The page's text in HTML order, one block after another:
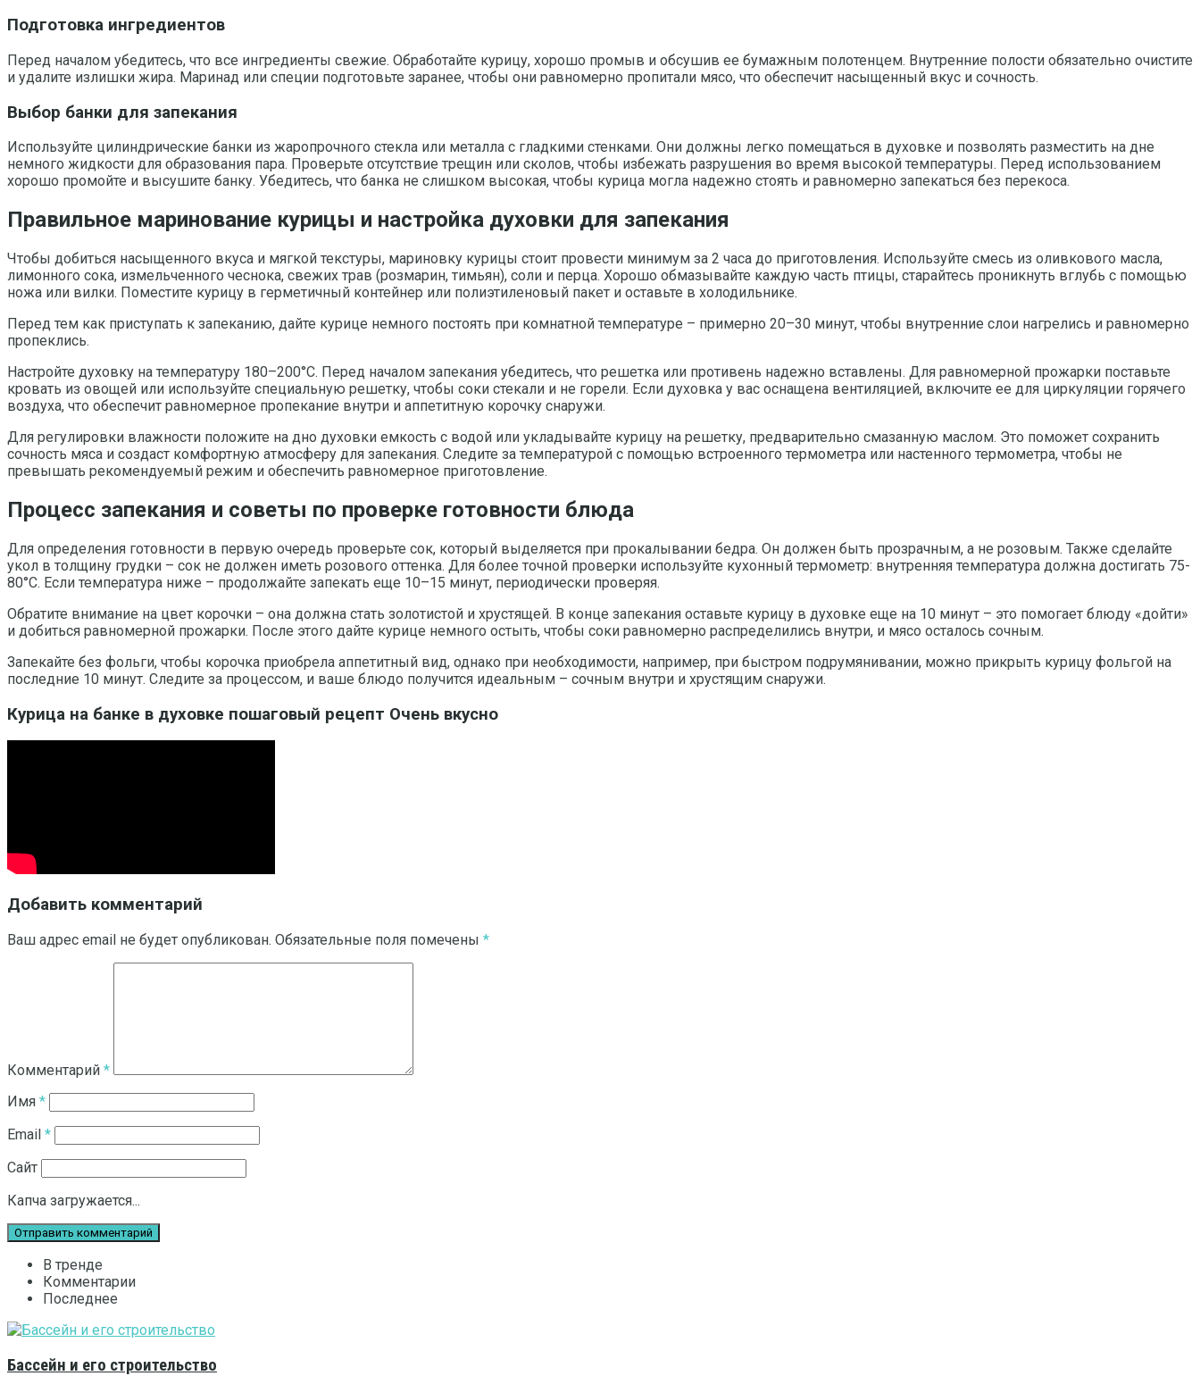
Подготовка ингредиентов
Перед началом убедитесь, что все ингредиенты свежие. Обработайте курицу, хорошо промыв и обсушив ее бумажным полотенцем. Внутренние полости обязательно очистите
и удалите излишки жира. Маринад или специи подготовьте заранее, чтобы они равномерно пропитали мясо, что обеспечит насыщенный вкус и сочность.
Выбор банки для запекания
Используйте цилиндрические банки из жаропрочного стекла или металла с гладкими стенками. Они должны легко помещаться в духовке и позволять разместить на дне
немного жидкости для образования пара. Проверьте отсутствие трещин или сколов, чтобы избежать разрушения во время высокой температуры. Перед использованием
хорошо промойте и высушите банку. Убедитесь, что банка не слишком высокая, чтобы курица могла надежно стоять и равномерно запекаться без перекоса.
Правильное маринование курицы и настройка духовки для запекания
Чтобы добиться насыщенного вкуса и мягкой текстуры, мариновку курицы стоит провести минимум за 2 часа до приготовления. Используйте смесь из оливкового масла,
лимонного сока, измельченного чеснока, свежих трав (розмарин, тимьян), соли и перца. Хорошо обмазывайте каждую часть птицы, старайтесь проникнуть вглубь с помощью
ножа или вилки. Поместите курицу в герметичный контейнер или полиэтиленовый пакет и оставьте в холодильнике.
Перед тем как приступать к запеканию, дайте курице немного постоять при комнатной температуре – примерно 20–30 минут, чтобы внутренние слои нагрелись и равномерно
пропеклись.
Настройте духовку на температуру 180–200°C. Перед началом запекания убедитесь, что решетка или противень надежно вставлены. Для равномерной прожарки поставьте
кровать из овощей или используйте специальную решетку, чтобы соки стекали и не горели. Если духовка у вас оснащена вентиляцией, включите ее для циркуляции горячего
воздуха, что обеспечит равномерное пропекание внутри и аппетитную корочку снаружи.
Для регулировки влажности положите на дно духовки емкость с водой или укладывайте курицу на решетку, предварительно смазанную маслом. Это поможет сохранить
сочность мяса и создаст комфортную атмосферу для запекания. Следите за температурой с помощью встроенного термометра или настенного термометра, чтобы не
превышать рекомендуемый режим и обеспечить равномерное приготовление.
Процесс запекания и советы по проверке готовности блюда
Для определения готовности в первую очередь проверьте сок, который выделяется при прокалывании бедра. Он должен быть прозрачным, а не розовым. Также сделайте
укол в толщину грудки – сок не должен иметь розового оттенка. Для более точной проверки используйте кухонный термометр: внутренняя температура должна достигать 75-
80°C. Если температура ниже – продолжайте запекать еще 10–15 минут, периодически проверяя.
Обратите внимание на цвет корочки – она должна стать золотистой и хрустящей. В конце запекания оставьте курицу в духовке еще на 10 минут – это помогает блюду «дойти»
и добиться равномерной прожарки. После этого дайте курице немного остыть, чтобы соки равномерно распределились внутри, и мясо осталось сочным.
Запекайте без фольги, чтобы корочка приобрела аппетитный вид, однако при необходимости, например, при быстром подрумянивании, можно прикрыть курицу фольгой на
последние 10 минут. Следите за процессом, и ваше блюдо получится идеальным – сочным внутри и хрустящим снаружи.
Курица на банке в духовке пошаговый рецепт Очень вкусно
Добавить комментарий
Ваш адрес email не будет опубликован. Обязательные поля помечены *
Комментарий *
Имя *
Email *
Сайт
Капча загружается...
В тренде
Комментарии
Последнее
Бассейн и его строительство